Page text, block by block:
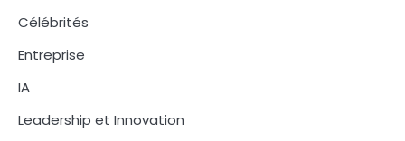
Célébrités
Entreprise
IA
Leadership et Innovation